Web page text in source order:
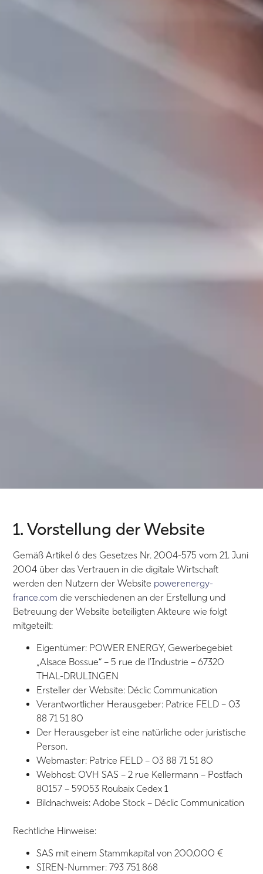
1. Vorstellung der Website
Gemäß Artikel 6 des Gesetzes Nr. 2004-575 vom 21. Juni
2004 über das Vertrauen in die digitale Wirtschaft
werden den Nutzern der Website powerenergy-
france.com die verschiedenen an der Erstellung und
Betreuung der Website beteiligten Akteure wie folgt
mitgeteilt:
Eigentümer: POWER ENERGY, Gewerbegebiet
„Alsace Bossue“ – 5 rue de l’Industrie – 67320
THAL-DRULINGEN
Ersteller der Website: Déclic Communication
Verantwortlicher Herausgeber: Patrice FELD – 03
88 71 51 80
Der Herausgeber ist eine natürliche oder juristische
Person.
Webmaster: Patrice FELD – 03 88 71 51 80
Webhost: OVH SAS – 2 rue Kellermann – Postfach
80157 – 59053 Roubaix Cedex 1
Bildnachweis: Adobe Stock – Déclic Communication
Rechtliche Hinweise:
SAS mit einem Stammkapital von 200.000 €
SIREN-Nummer: 793 751 868